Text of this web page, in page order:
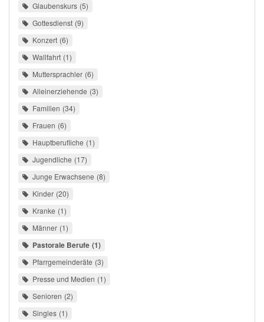
Glaubenskurs 5
Gottesdienst 9
Konzert 6
Wallfahrt 1
Muttersprachler 6
Alleinerziehende 3
Familien 34
Frauen 6
Hauptberufliche 1
Jugendliche 17
Junge Erwachsene 8
Kinder 20
Kranke 1
Männer 1
Pastorale Berufe 1
Pfarrgemeinderäte 3
Presse und Medien 1
Senioren 2
Singles 1